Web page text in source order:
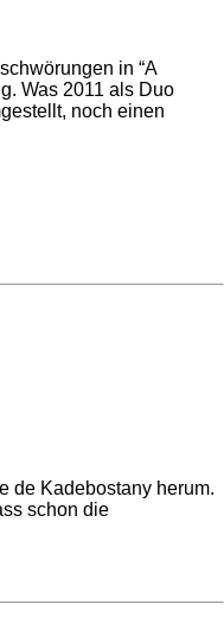
in “A
Was 2011 als Duo
noch einen
de Kadebostany herum.
schon die